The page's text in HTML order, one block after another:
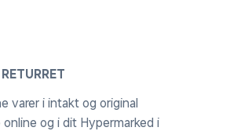
varer i intakt og original
online og i dit Hypermarked i